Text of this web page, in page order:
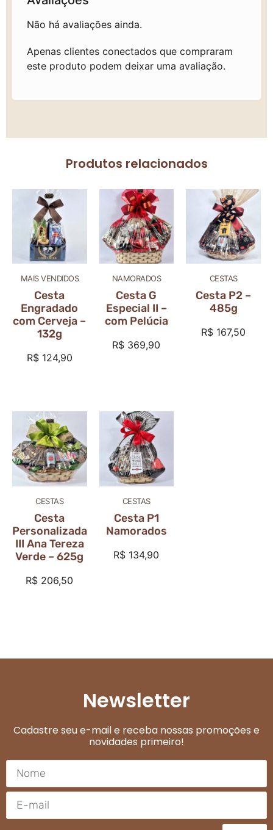
Não há avaliações ainda.
Apenas clientes conectados que compraram
este produto podem deixar uma avaliação.
Produtos relacionados
MAIS VENDIDOS
Cesta
Engradado
com Cerveja –
132g
R$124,90
NAMORADOS
Cesta G
Especial II –
com Pelúcia
R$ 369,90
CESTAS
Cesta P2 –
485g
R$ 167,50
CESTAS
Cesta
Personalizada
III Ana Tereza
Verde – 625g
R$ 206,50
CESTAS
Cesta P1
Namorados
R$ 134,90
Newsletter
Cadastre seu e-mail e receba nossas promoções e
novidades primeiro!